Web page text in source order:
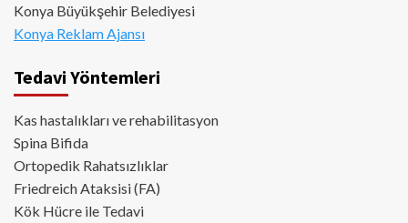
Konya Büyükşehir Belediyesi
Konya Reklam Ajansı
Tedavi Yöntemleri
Kas hastalıkları ve rehabilitasyon
Spina Bifida
Ortopedik Rahatsızlıklar
Friedreich Ataksisi (FA)
Kök Hücre ile Tedavi